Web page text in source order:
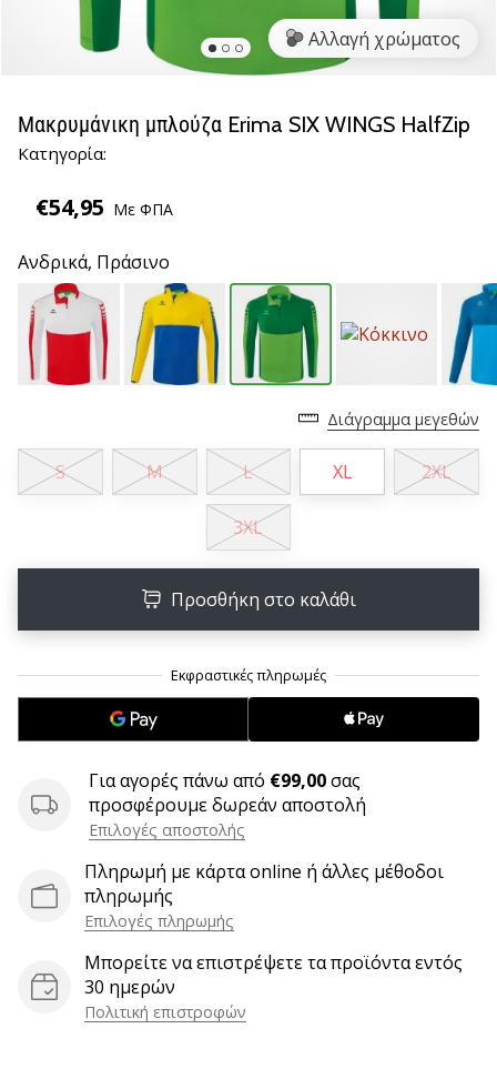
βόλεϊ
όπως
Ελάτε
μας
πρεσβευτής
της
μάρκας
μας.
11. 8. 2022
9 λεπτά ανάγνωσης
Πρόγραμμα
δικό
σας
ιστότοπο,
ιστολόγιο,
στο
Facebook
φόρουμ
συζητήσεων;
Αφήστε
σας
αποφέρουν
Αλλαγή χρώματος
Μακρυμάνικη μπλούζα Erima SIX WINGS HalfZip
Κατηγορία:
€54,95 Με ΦΠΑ
Ανδρικά, Πράσινο
Διάγραμμα μεγεθών
S M L XL 2XL
3XL
Προσθήκη στο καλάθι
Για αγορές πάνω από €99,00σας
προσφέρουμε δωρεάν αποστολή
Επιλογές αποστολής
Πληρωμή με κάρτα online ή άλλες μέθοδοι
πληρωμής
Επιλογές πληρωμής
Μπορείτε να επιστρέψετε τα προϊόντα εντός
30 ημερών
Πολιτική επιστροφών